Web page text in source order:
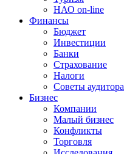
НАО on-line
Финансы
Бюджет
Инвестиции
Банки
Страхование
Налоги
Советы аудитора
Бизнес
Компании
Малый бизнес
Конфликты
Торговля